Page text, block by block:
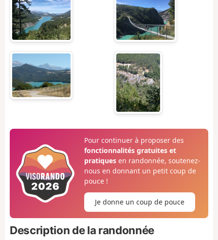
Pour continuer à proposer des
fonctionnalités gratuites et
pratiquesen randonnée, soutenez-
nous en donnant un petit coup de
pouce !
Je donne un coup de pouce
Description de la randonnée